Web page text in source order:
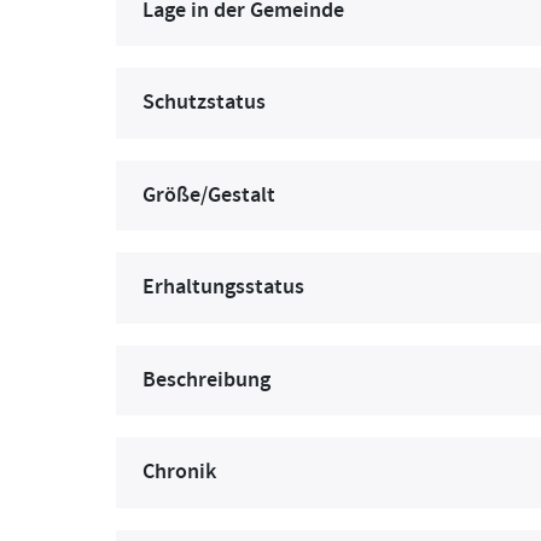
Lage in der Gemeinde
Schutzstatus
Größe/Gestalt
Erhaltungsstatus
Beschreibung
Chronik